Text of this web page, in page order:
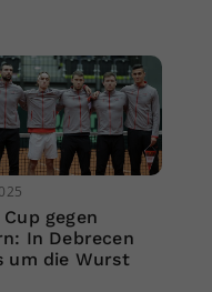
Cup gegen
In Debrecen
um die Wurst